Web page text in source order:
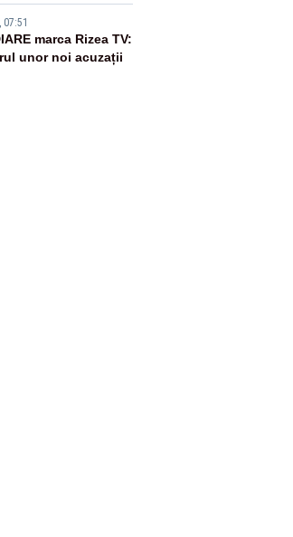
marca Rizea TV:
unor noi acuzații